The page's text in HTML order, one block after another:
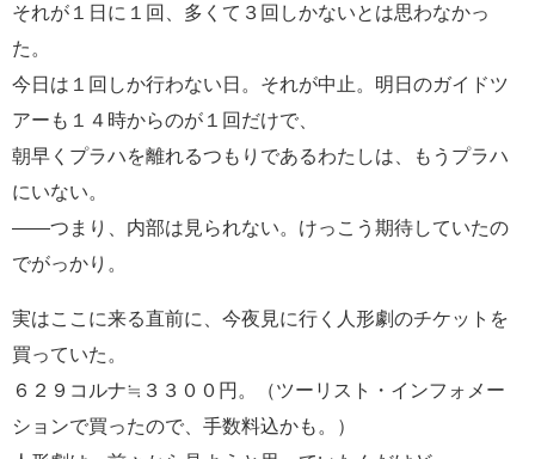
それが１日に１回、多くて３回しかないとは思わなかっ
た。
今日は１回しか行わない日。それが中止。明日のガイドツ
アーも１４時からのが１回だけで、
朝早くプラハを離れるつもりであるわたしは、もうプラハ
にいない。
――つまり、内部は見られない。けっこう期待していたの
でがっかり。
実はここに来る直前に、今夜見に行く人形劇のチケットを
買っていた。
６２９コルナ≒３３００円。（ツーリスト・インフォメー
ションで買ったので、手数料込かも。）